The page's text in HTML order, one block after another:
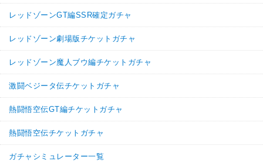
レッドゾーンGT編SSR確定ガチャ
レッドゾーン劇場版チケットガチャ
レッドゾーン魔人ブウ編チケットガチャ
激闘ベジータ伝チケットガチャ
熱闘悟空伝GT編チケットガチャ
熱闘悟空伝チケットガチャ
ガチャシミュレーター一覧